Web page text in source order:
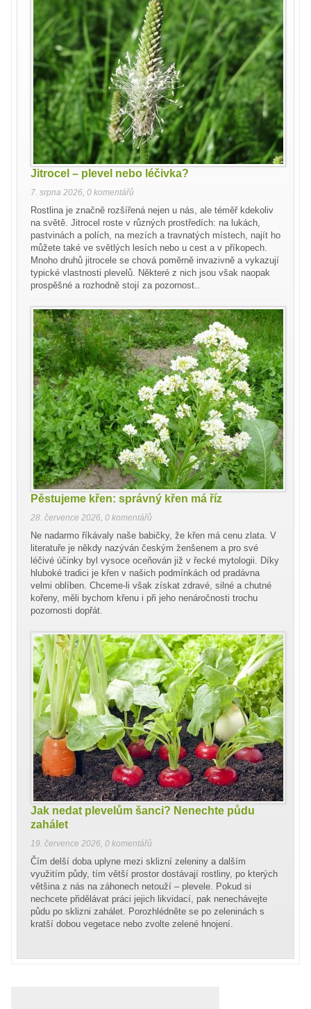
Jitrocel – plevel nebo léčivka?
7. srpna 2026 0 komentářů
Rostlina je značně rozšířená nejen u nás, ale téměř kdekoliv
na světě. Jitrocel roste v různých prostředích: na lukách,
pastvinách a polích, na mezích a travnatých místech, najít ho
můžete také ve světlých lesích nebo u cest a v příkopech.
Mnoho druhů jitrocele se chová poměrně invazivně a vykazují
typické vlastnosti plevelů. Některé z nich jsou však naopak
prospěšné a rozhodně stojí za pozornost..
Pěstujeme křen: správný křen má říz
28. července 2026 0 komentářů
Ne nadarmo říkávaly naše babičky, že křen má cenu zlata. V
literatuře je někdy nazýván českým ženšenem a pro své
léčivé účinky byl vysoce oceňován již v řecké mytologii. Díky
hluboké tradici je křen v našich podmínkách od pradávna
velmi oblíben. Chceme-li však získat zdravé, silné a chutné
kořeny, měli bychom křenu i při jeho nenáročnosti trochu
pozornosti dopřát.
Jak nedat plevelům šanci? Nenechte půdu
zahálet
19. července 2026 0 komentářů
Čím delší doba uplyne mezi sklizní zeleniny a dalším
využitím půdy, tím větší prostor dostávají rostliny, po kterých
většina z nás na záhonech netouží – plevele. Pokud si
nechcete přidělávat práci jejich likvidací, pak nenechávejte
půdu po sklizni zahálet. Porozhlédněte se po zeleninách s
kratší dobou vegetace nebo zvolte zelené hnojení.